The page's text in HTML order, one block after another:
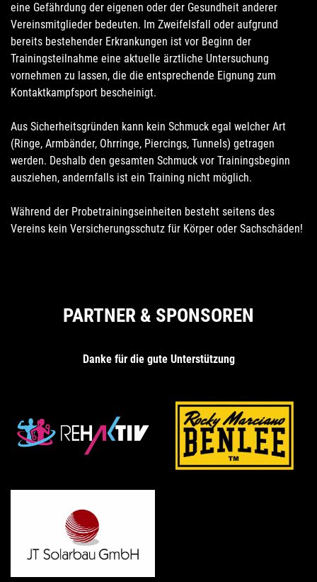
eine Gefährdung der eigenen oder der Gesundheit anderer
Vereinsmitglieder bedeuten. Im Zweifelsfall oder aufgrund
bereits bestehender Erkrankungen ist vor Beginn der
Trainingsteilnahme eine aktuelle ärztliche Untersuchung
vornehmen zu lassen, die die entsprechende Eignung zum
Kontaktkampfsport bescheinigt.
Aus Sicherheitsgründen kann kein Schmuck egal welcher Art
(Ringe, Armbänder, Ohrringe, Piercings, Tunnels) getragen
werden. Deshalb den gesamten Schmuck vor Trainingsbeginn
ausziehen, andernfalls ist ein Training nicht möglich.
Während der Probetrainingseinheiten besteht seitens des
Vereins kein Versicherungsschutz für Körper oder Sachschäden!
PARTNER & SPONSOREN
Danke für die gute Unterstützung